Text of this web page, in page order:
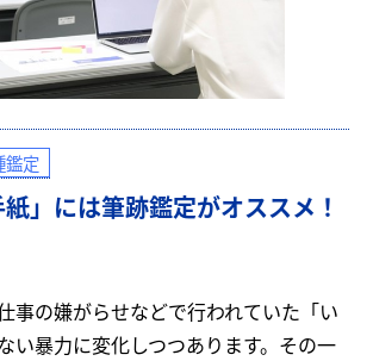
鑑定
紙」には筆跡鑑定がオススメ！
事の嫌がらせなどで行われていた「い
い暴力に変化しつつあります。その一